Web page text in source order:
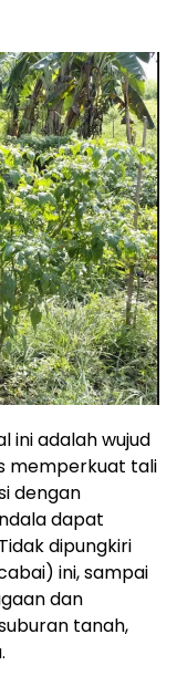
ini adalah wujud
memperkuat tali
dengan
dapat
dipungkiri
ini, sampai
dan
tanah,